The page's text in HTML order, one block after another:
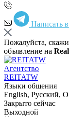
Написать
Пожалуйста,
объявление на
Агентство
REITATW
Языки общения
English, Русский,
Закрыто сейчас
Выходной